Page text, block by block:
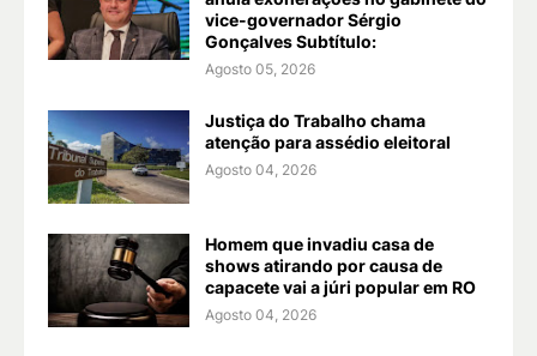
vice-governador Sérgio
Gonçalves Subtítulo:
Agosto 05, 2026
Justiça do Trabalho chama
atenção para assédio eleitoral
Agosto 04, 2026
Homem que invadiu casa de
shows atirando por causa de
capacete vai a júri popular em RO
Agosto 04, 2026